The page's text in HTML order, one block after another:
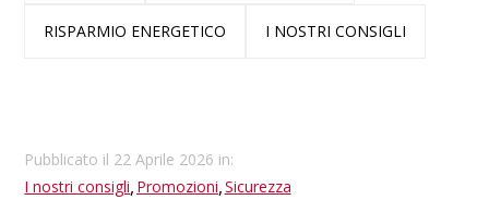
RISPARMIO ENERGETICO I NOSTRI CONSIGLI
Pubblicato il 22 Aprile 2026 in:
I nostri consigli, Promozioni,Sicurezza